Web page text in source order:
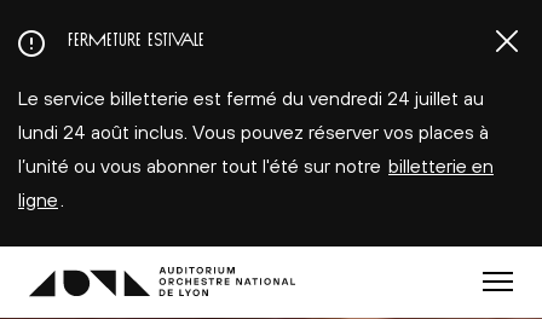
au
principal
FERMETURE ESTIVALE
Le service billetterie est fermé du vendredi 24 juillet au
lundi 24 août inclus. Vous pouvez réserver vos places à
l’unité ou vous abonner tout l'été sur notre billetterie en
ligne
Menu